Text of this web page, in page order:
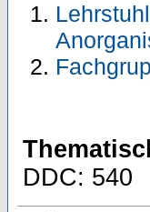
DDC: 540